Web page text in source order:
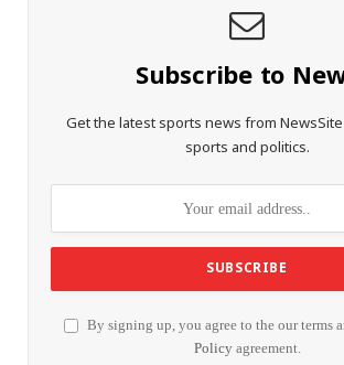
Subscribe to
Get the latest sports news from
sports and politics.
By signing up, you agree to the our terms
Policyagreement.